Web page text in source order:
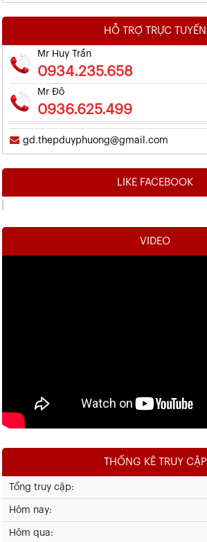
HỖ TRỢ TRỰC TUYẾN
Mr Huy Trần
0934.235.658
Mr Đô
0936.625.499
gd.thepduyphuong@gmail.com
LIKE FACEBOOK
VIDEO
THỐNG KÊ TRUY CẬP
Tổng truy cập:
Hôm nay:
Hôm qua: